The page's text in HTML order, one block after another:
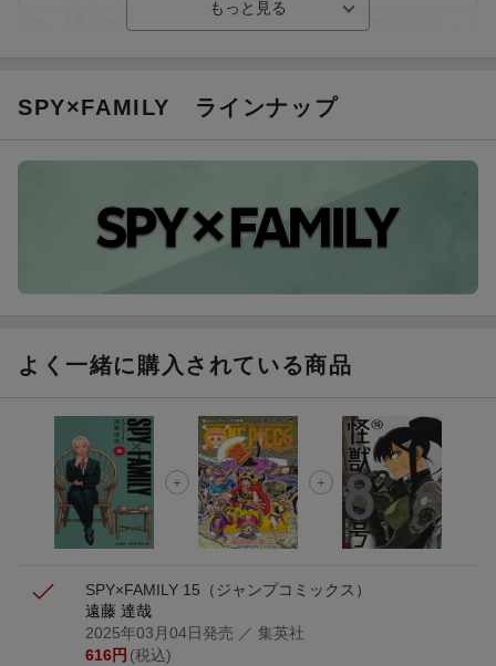
楽天モバイル紹介キャンペーンの拡散で300円OFFクーポン
SPY×FAMILY ラインナップ
よく一緒に購入されている商品
SPY×FAMILY 15 （ジャンプコミックス）
遠藤 達哉
2025年03月04日発売 ／ 集英社
616円 (税込)